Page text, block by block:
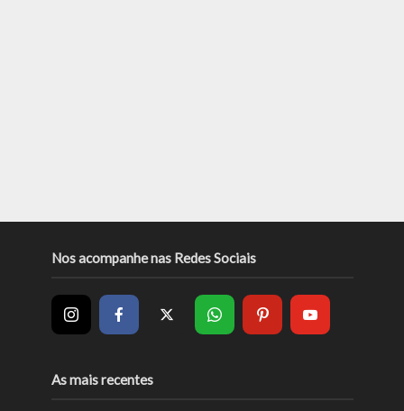
Nos acompanhe nas Redes Sociais
As mais recentes